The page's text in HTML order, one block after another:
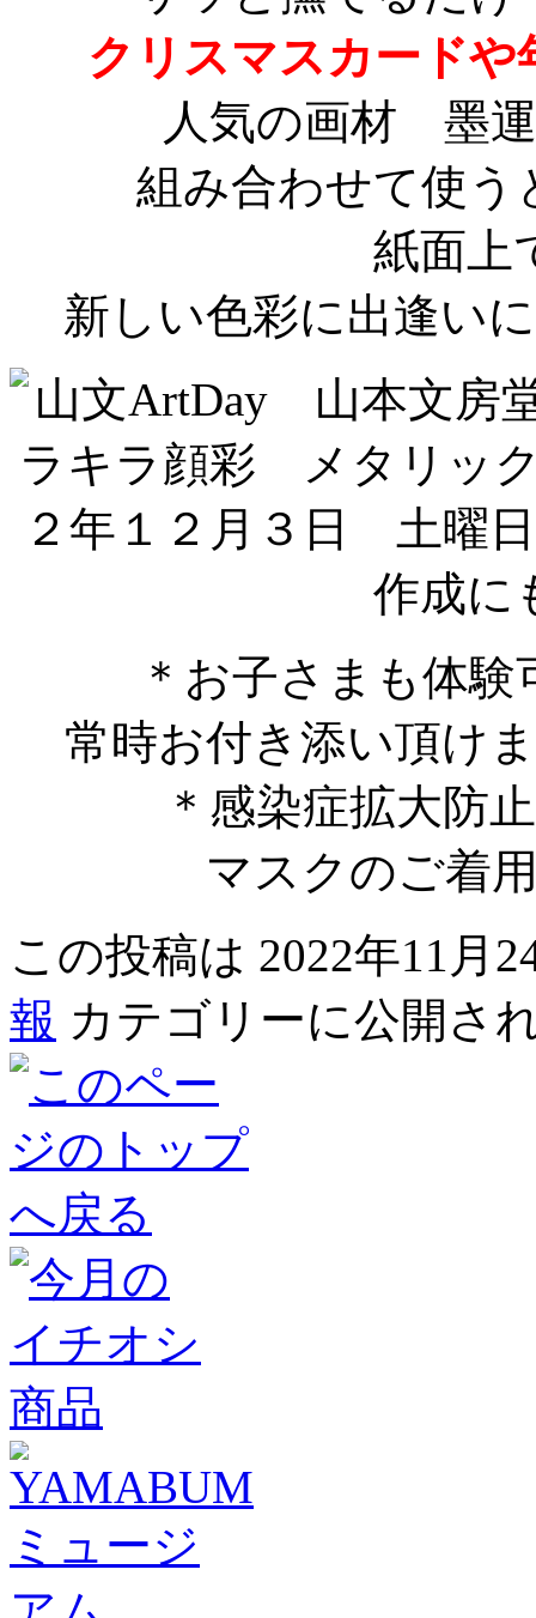
クリスマスカードや
人気の画材 墨
組み合わせて使う
紙面上
新しい色彩に出逢い
＊お子さまも体
常時お付き添い頂け
＊感染症拡大防
マスクのご着
この投稿は 2022年11月
報 カテゴリーに公開さ